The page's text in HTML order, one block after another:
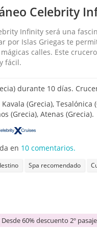
Celebrity
Infinity será una
por Islas Griegas te
calles. Este
fácil.
durante 10 días.
(Grecia),
(Grecia), Atenas (Grecia).
en 10 comentarios.
Spa recomendado
Desde 60% descuento 2º